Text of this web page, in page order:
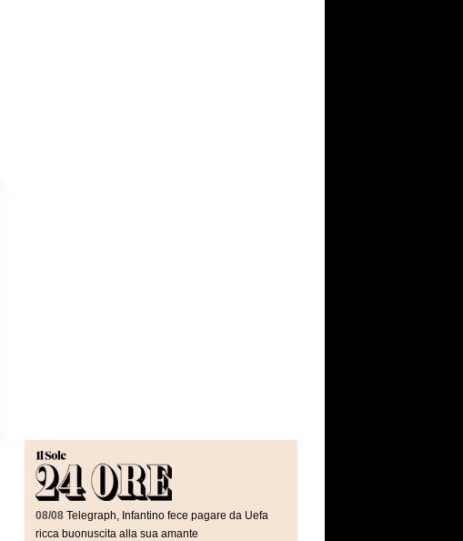
08/08 Telegraph, Infantino fece pagare da Uefa
ricca buonuscita alla sua amante